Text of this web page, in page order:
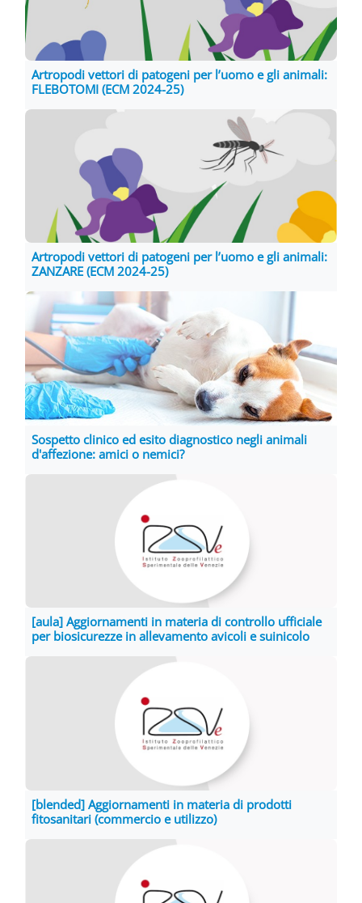
Artropodi vettori di patogeni per l’uomo e gli animali:
FLEBOTOMI (ECM 2024-25)
Artropodi vettori di patogeni per l’uomo e gli animali:
ZANZARE (ECM 2024-25)
Sospetto clinico ed esito diagnostico negli animali
d'affezione: amici o nemici?
[aula] Aggiornamenti in materia di controllo ufficiale
per biosicurezze in allevamento avicoli e suinicolo
[blended] Aggiornamenti in materia di prodotti
fitosanitari (commercio e utilizzo)